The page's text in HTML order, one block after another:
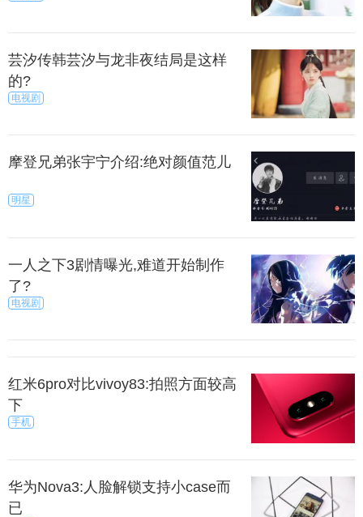
你依旧觉得不懂，那保爱小编就只能送给你一碗
没有勺的鸡汤：你不要着急，你先去读你的书，我也
去看我的电影。总有一天，我们会窝在一起，读一本
书，看同一部电影。
下一页
秀目网 / 探索 /文化
芸汐传韩芸汐与龙非夜结局是这样
的?
电视剧
摩登兄弟张宇宁介绍:绝对颜值范儿
明星
一人之下3剧情曝光,难道开始制作
了?
电视剧
红米6pro对比vivoy83:拍照方面较高
下
手机
华为Nova3:人脸解锁支持小case而
已